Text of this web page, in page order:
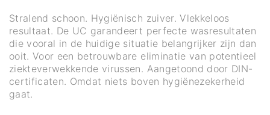
Stralend schoon. Hygiënisch zuiver. Vlekkeloos
resultaat. De UC garandeert perfecte wasresultaten
die vooral in de huidige situatie belangrijker zijn dan
ooit. Voor een betrouwbare eliminatie van potentieel
ziekteverwekkende virussen. Aangetoond door DIN-
certificaten. Omdat niets boven hygiënezekerheid
gaat.